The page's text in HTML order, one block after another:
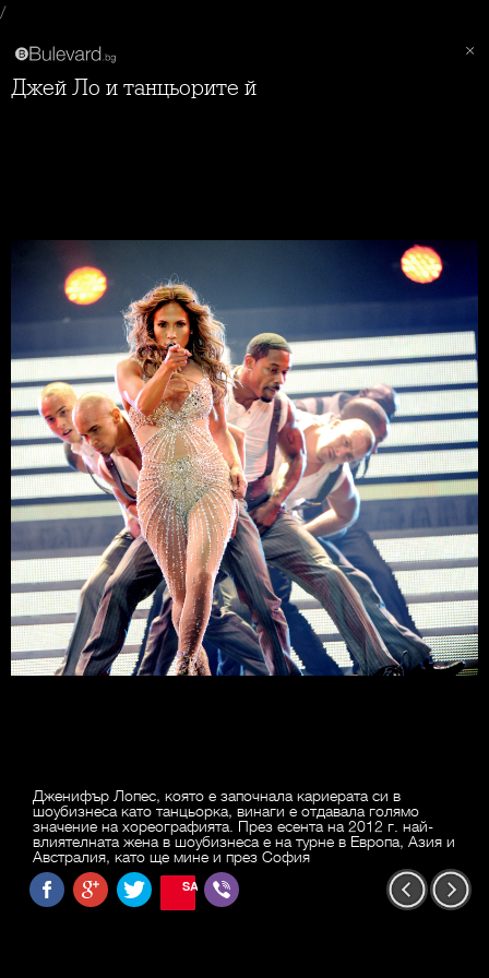
/
Джей Ло и танцьорите й
Дженифър Лопес, която е започнала кариерата си в
шоубизнеса като танцьорка, винаги е отдавала голямо
значение на хореографията. През есента на 2012 г. най-
влиятелната жена в шоубизнеса е на турне в Европа, Азия и
Австралия, като ще мине и през София
SAVE